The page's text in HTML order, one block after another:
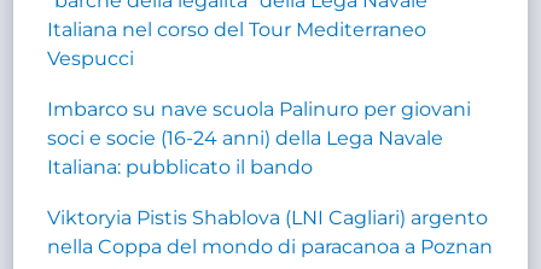
Italiana nel corso del Tour Mediterraneo
Vespucci
Imbarco su nave scuola Palinuro per giovani
soci e socie (16-24 anni) della Lega Navale
Italiana: pubblicato il bando
Viktoryia Pistis Shablova (LNI Cagliari) argento
nella Coppa del mondo di paracanoa a Poznan